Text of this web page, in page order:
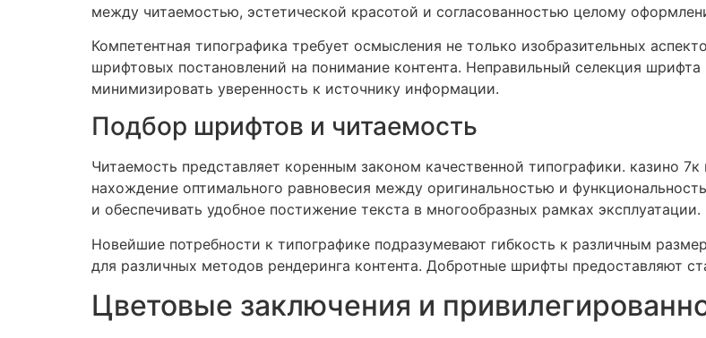
между читаемостью, эстетической красотой и согласованностью целому
Компетентная типографика требует осмысления не только изобразительных
шрифтовых постановлений на понимание контента. Неправильный селекция
минимизировать уверенность к источнику информации.
Подбор шрифтов и читаемость
Читаемость представляет коренным законом качественной типографики. казино
нахождение оптимального равновесия между оригинальностью и
и обеспечивать удобное постижение текста в многообразных рамках эксплуатации.
Новейшие потребности к типографике подразумевают гибкость к различным
для различных методов рендеринга контента. Добротные шрифты предоставляют
Цветовые заключения и